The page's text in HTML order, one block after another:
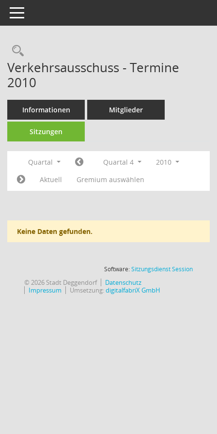
Toggle navigation
Rechercheauswahl
Verkehrsausschuss - Termine
2010
Informationen Mitglieder
Sitzungen
Quartal Quartal 4
2010
Aktuell
Gremium auswählen
Keine Daten gefunden.
Software:SitzungsdienstSession(Wird in
© 2026 Stadt Deggendorf
Datenschutz
Impressum
Umsetzung:digitalfabriX GmbH